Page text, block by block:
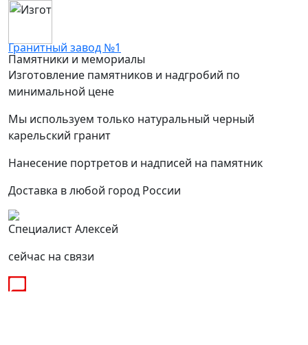
Гранитный завод №1
Памятники и мемориалы
Изготовление памятников и надгробий по
минимальной цене
Мы используем только натуральный черный
карельский гранит
Нанесение портретов и надписей на памятник
Доставка в любой город России
Специалист Алексей
сейчас на связи